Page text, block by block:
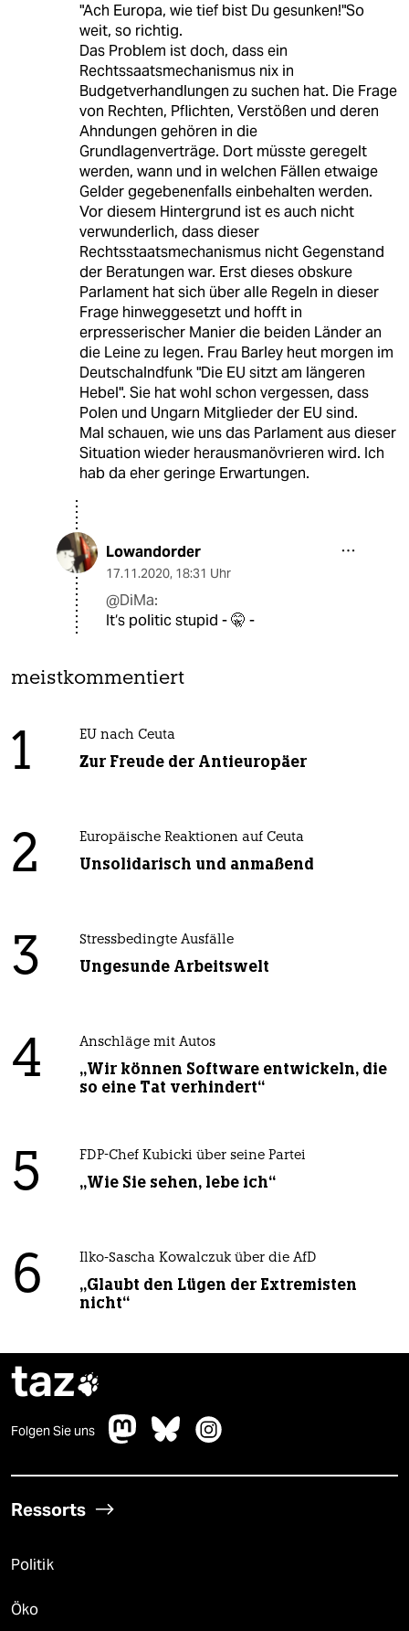
"Ach Europa, wie tief bist Du gesunken!"So
weit, so richtig.
Das Problem ist doch, dass ein
Rechtssaatsmechanismus nix in
Budgetverhandlungen zu suchen hat. Die Frage
von Rechten, Pflichten, Verstößen und deren
Ahndungen gehören in die
Grundlagenverträge. Dort müsste geregelt
werden, wann und in welchen Fällen etwaige
Gelder gegebenenfalls einbehalten werden.
Vor diesem Hintergrund ist es auch nicht
verwunderlich, dass dieser
Rechtsstaatsmechanismus nicht Gegenstand
der Beratungen war. Erst dieses obskure
Parlament hat sich über alle Regeln in dieser
Frage hinweggesetzt und hofft in
erpresserischer Manier die beiden Länder an
die Leine zu legen. Frau Barley heut morgen im
Deutschalndfunk "Die EU sitzt am längeren
Hebel". Sie hat wohl schon vergessen, dass
Polen und Ungarn Mitglieder der EU sind.
Mal schauen, wie uns das Parlament aus dieser
Situation wieder herausmanövrieren wird. Ich
hab da eher geringe Erwartungen.
Lowandorder
17.11.2020, 18:31 Uhr
@DiMa:
It‘s politic stupid - 🤫 -
meistkommentiert
1 EU nach Ceuta
Zur Freude der Antieuropäer
2 Europäische Reaktionen auf Ceuta
Unsolidarisch und anmaßend
3 Stressbedingte Ausfälle
Ungesunde Arbeitswelt
4 Anschläge mit Autos
„Wir können Software entwickeln, die
so eine Tat verhindert“
5 FDP-Chef Kubicki über seine Partei
„Wie Sie sehen, lebe ich“
6 Ilko-Sascha Kowalczuk über die AfD
„Glaubt den Lügen der Extremisten
nicht“
taz
Folgen Sie uns
Ressorts
Politik
Öko